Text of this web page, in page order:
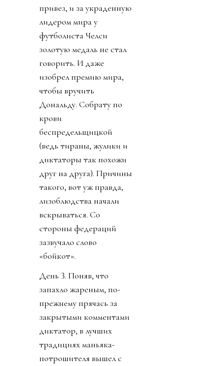
привез, и за украденную
лидером мира у
футболиста Челси
золотую медаль не стал
говорить. И даже
изобрел премию мира,
чтобы вручить
Дональду. Собрату по
крови
беспредельщицкой
(ведь тираны, жулики и
диктаторы так похожи
друг на друга). Причины
такого, вот уж правда,
лизоблюдства начали
вскрываться. Со
стороны федераций
зазвучало слово
«бойкот».
День 3. Поняв, что
запахло жареным, по-
прежнему прячась за
закрытыми комментами
диктатор, в лучших
традициях маньяка-
потрошителя вышел с